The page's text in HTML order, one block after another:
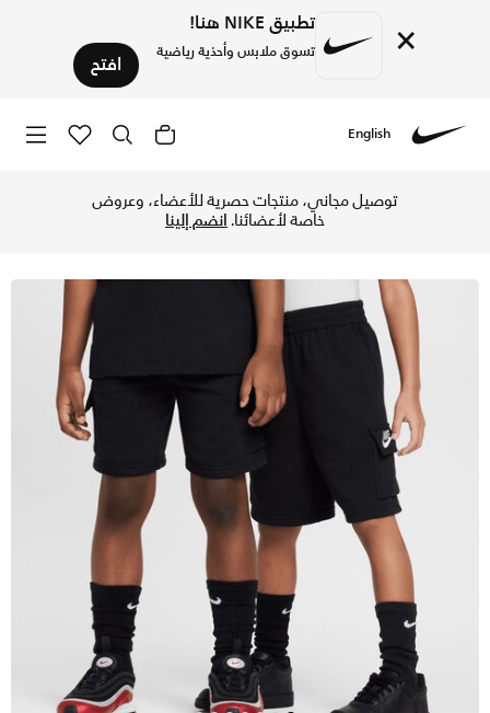
× تطبيق NIKE هنا!
تسوق ملابس وأحذية رياضية افتح
English
توصيل مجاني، منتجات حصرية للأعضاء، وعروض
خاصة لأعضائنا.انضم إلينا